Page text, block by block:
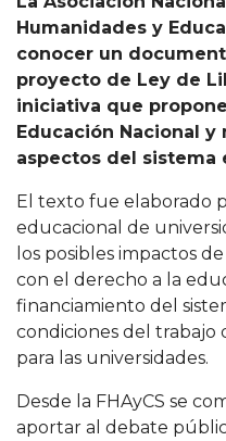
Humanidades y
conocer un
proyecto de Ley de
iniciativa que
Educación Nacional
aspectos del
El texto fue elaborado
educacional de
los posibles impactos
con el derecho a la
financiamiento del
condiciones del trabajo
para las universidades.
Desde la FHAyCS se
aportar al debate